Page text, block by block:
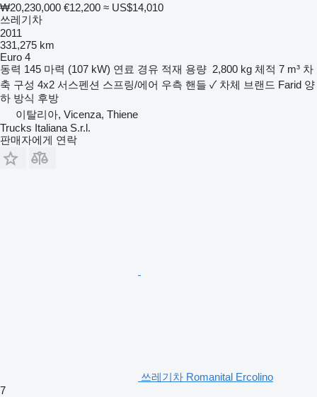
₩20,230,000 €12,200 ≈ US$14,010
쓰레기차
2011
331,275 km
Euro 4
동력 145 마력 (107 kW) 연료 경유 적재 용량 2,800 kg 체적 7 m³ 차
축 구성 4x2 서스펜션 스프링/에어 우측 핸들 ✓ 차체 브랜드 Farid 양
하 방식 후방
이탈리아, Vicenza, Thiene
Trucks Italiana S.r.l.
판매자에게 연락
쓰레기차 Romanital Ercolino
7